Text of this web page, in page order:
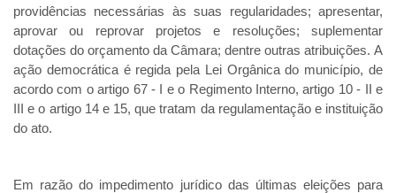
providências necessárias às suas regularidades; apresentar,
aprovar ou reprovar projetos e resoluções; suplementar
dotações do orçamento da Câmara; dentre outras atribuições. A
ação democrática é regida pela Lei Orgânica do município, de
acordo com o artigo 67 - I e o Regimento Interno, artigo 10 - II e
III e o artigo 14 e 15, que tratam da regulamentação e instituição
do ato.
Em razão do impedimento jurídico das últimas eleições para